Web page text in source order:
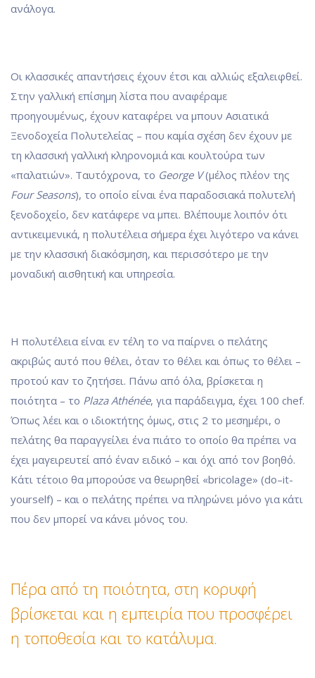
ανάλογα.
Οι κλασσικές απαντήσεις έχουν έτσι και αλλιώς εξαλειφθεί.
Στην γαλλική επίσημη λίστα που αναφέραμε
προηγουμένως, έχουν καταφέρει να μπουν Ασιατικά
Ξενοδοχεία Πολυτελείας – που καμία σχέση δεν έχουν με
τη κλασσική γαλλική κληρονομιά και κουλτούρα των
«παλατιών». Ταυτόχρονα, το George V(μέλος πλέον της
Four Seasons), το οποίο είναι ένα παραδοσιακά πολυτελή
ξενοδοχείο, δεν κατάφερε να μπει. Βλέπουμε λοιπόν ότι
αντικειμενικά, η πολυτέλεια σήμερα έχει λιγότερο να κάνει
με την κλασσική διακόσμηση, και περισσότερο με την
μοναδική αισθητική και υπηρεσία.
Η πολυτέλεια είναι εν τέλη το να παίρνει ο πελάτης
ακριβώς αυτό που θέλει, όταν το θέλει και όπως το θέλει –
προτού καν το ζητήσει. Πάνω από όλα, βρίσκεται η
ποιότητα – το Plaza Athénée, για παράδειγμα, έχει 100 chef.
Όπως λέει και ο ιδιοκτήτης όμως, στις 2 το μεσημέρι, ο
πελάτης θα παραγγείλει ένα πιάτο το οποίο θα πρέπει να
έχει μαγειρευτεί από έναν ειδικό – και όχι από τον βοηθό.
Κάτι τέτοιο θα μπορούσε να θεωρηθεί «bricolage» (do–it-
yourself) – και ο πελάτης πρέπει να πληρώνει μόνο για κάτι
που δεν μπορεί να κάνει μόνος του.
Πέρα από τη ποιότητα, στη κορυφή
βρίσκεται και η εμπειρία που προσφέρει
η τοποθεσία και το κατάλυμα.